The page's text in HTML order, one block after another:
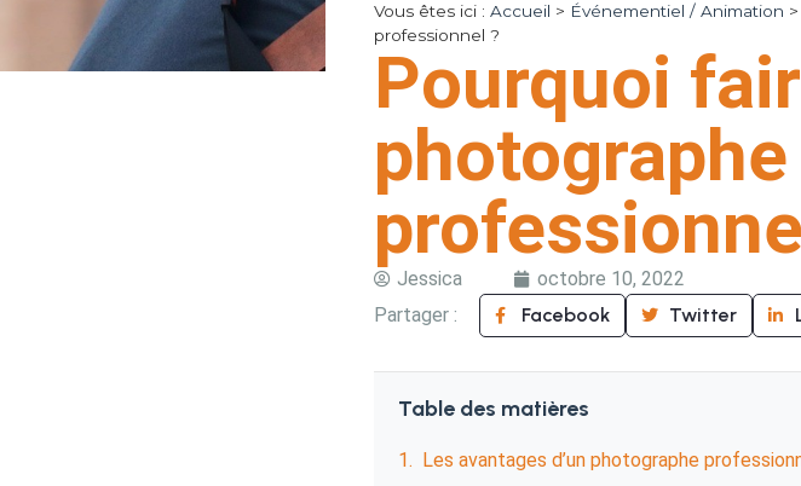
Vous êtes ici : Accueil > Événementiel / Animation >
professionnel ?
Pourquoi
photographe
Jessica
octobre 10, 2022
Partager :
Facebook Twitter
Table des matières
Les avantages d’un photographe